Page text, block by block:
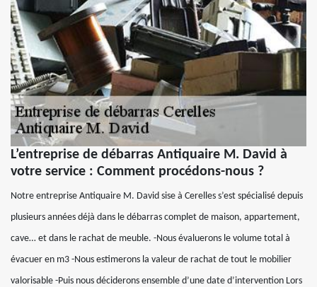
L’entreprise de débarras Antiquaire M. David à
votre service : Comment procédons-nous ?
Notre entreprise Antiquaire M. David sise à Cerelles s’est spécialisé depuis
plusieurs années déjà dans le débarras complet de maison, appartement,
cave… et dans le rachat de meuble. -Nous évaluerons le volume total à
évacuer en m3 -Nous estimerons la valeur de rachat de tout le mobilier
valorisable -Puis nous déciderons ensemble d’une date d’intervention Lors